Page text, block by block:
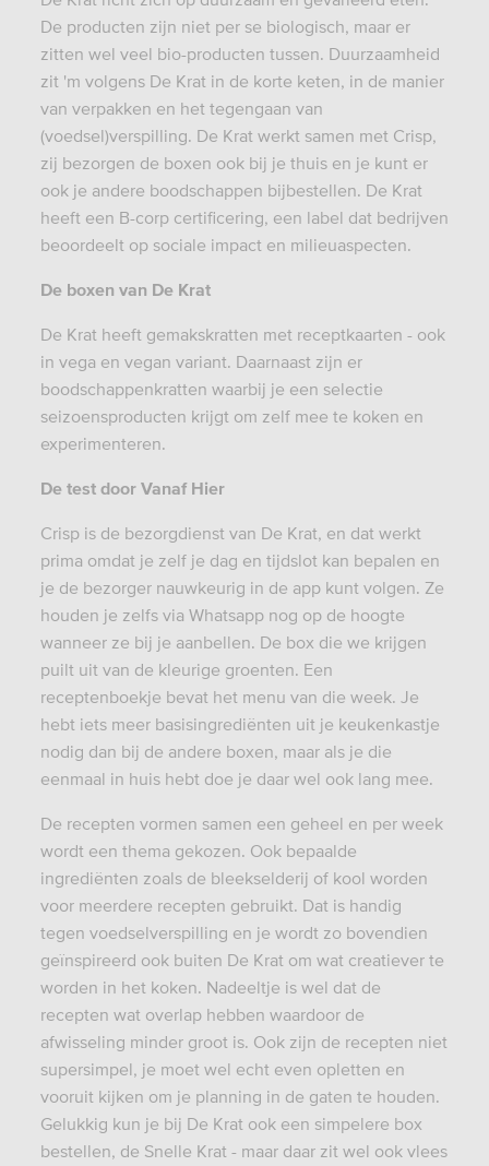
De producten zijn niet per se biologisch, maar er
zitten wel veel bio-producten tussen. Duurzaamheid
zit 'm volgens De Krat in de korte keten, in de manier
van verpakken en het tegengaan van
(voedsel)verspilling. De Krat werkt samen met Crisp,
zij bezorgen de boxen ook bij je thuis en je kunt er
ook je andere boodschappen bijbestellen. De Krat
heeft een B-corp certificering, een label dat bedrijven
beoordeelt op sociale impact en milieuaspecten.
De boxen van De Krat
De Krat heeft gemakskratten met receptkaarten - ook
in vega en vegan variant. Daarnaast zijn er
boodschappenkratten waarbij je een selectie
seizoensproducten krijgt om zelf mee te koken en
experimenteren.
De test door Vanaf Hier
Crisp is de bezorgdienst van De Krat, en dat werkt
prima omdat je zelf je dag en tijdslot kan bepalen en
je de bezorger nauwkeurig in de app kunt volgen. Ze
houden je zelfs via Whatsapp nog op de hoogte
wanneer ze bij je aanbellen. De box die we krijgen
puilt uit van de kleurige groenten. Een
receptenboekje bevat het menu van die week. Je
hebt iets meer basisingrediënten uit je keukenkastje
nodig dan bij de andere boxen, maar als je die
eenmaal in huis hebt doe je daar wel ook lang mee.
De recepten vormen samen een geheel en per week
wordt een thema gekozen. Ook bepaalde
ingrediënten zoals de bleekselderij of kool worden
voor meerdere recepten gebruikt. Dat is handig
tegen voedselverspilling en je wordt zo bovendien
geïnspireerd ook buiten De Krat om wat creatiever te
worden in het koken. Nadeeltje is wel dat de
recepten wat overlap hebben waardoor de
afwisseling minder groot is. Ook zijn de recepten niet
supersimpel, je moet wel echt even opletten en
vooruit kijken om je planning in de gaten te houden.
Gelukkig kun je bij De Krat ook een simpelere box
bestellen, de Snelle Krat - maar daar zit wel ook vlees